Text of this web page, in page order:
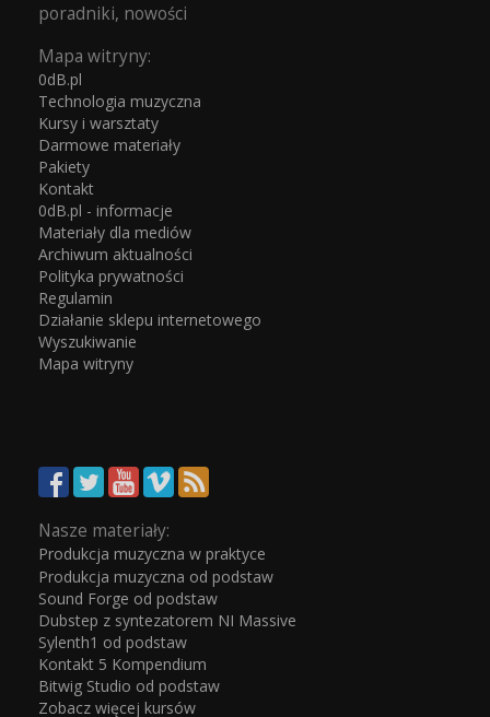
poradniki, nowości
Mapa witryny:
0dB.pl
Technologia muzyczna
Kursy i warsztaty
Darmowe materiały
Pakiety
Kontakt
0dB.pl - informacje
Materiały dla mediów
Archiwum aktualności
Polityka prywatności
Regulamin
Działanie sklepu internetowego
Wyszukiwanie
Mapa witryny
Nasze materiały:
Produkcja muzyczna w praktyce
Produkcja muzyczna od podstaw
Sound Forge od podstaw
Dubstep z syntezatorem NI Massive
Sylenth1 od podstaw
Kontakt 5 Kompendium
Bitwig Studio od podstaw
Zobacz więcej kursów